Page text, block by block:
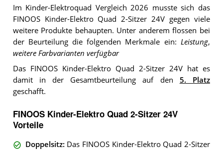
Im Kinder-Elektroquad Vergleich 2026 musste sich das
FINOOS Kinder-Elektro Quad 2-Sitzer 24V gegen viele
weitere Produkte behaupten. Unter anderem flossen bei
der Beurteilung die folgenden Merkmale ein: Leistung,
weitere Farbvarianten verfügbar
Das FINOOS Kinder-Elektro Quad 2-Sitzer 24V hat es
damit in der Gesamtbeurteilung auf den 5. Platz
geschafft.
FINOOS Kinder-Elektro Quad 2-Sitzer 24V
Vorteile
Doppelsitz: Das FINOOS Kinder-Elektro Quad 2-Sitzer